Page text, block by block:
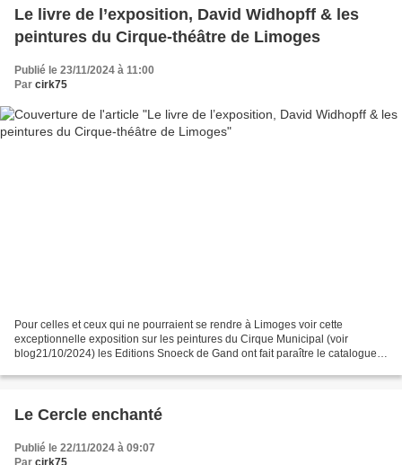
Le livre de l’exposition, David Widhopff & les
peintures du Cirque-théâtre de Limoges
Publié le 23/11/2024 à 11:00
Par cirk75
Pour celles et ceux qui ne pourraient se rendre à Limoges voir cette
exceptionnelle exposition sur les peintures du Cirque Municipal (voir
blog21/10/2024) les Editions Snoeck de Gand ont fait paraître le catalogue
Le Cercle enchanté
Publié le 22/11/2024 à 09:07
Par cirk75